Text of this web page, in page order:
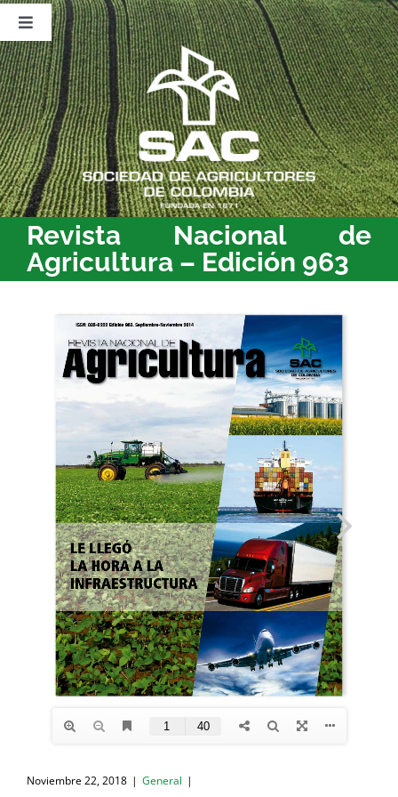
Saltar
contenido
Toggle
Navigation
Nosotros
Publicaciones
Sala de Prensa
Eventos
Revista Nacional de
Agricultura – Edición 963
Noviembre 22, 2018 | General |